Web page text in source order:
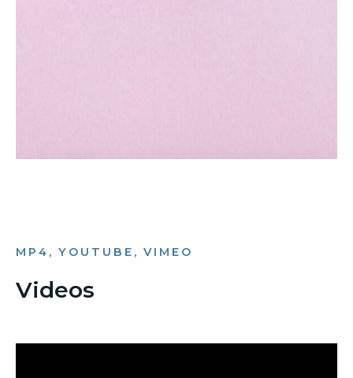
MP4, YOUTUBE, VIMEO
Videos